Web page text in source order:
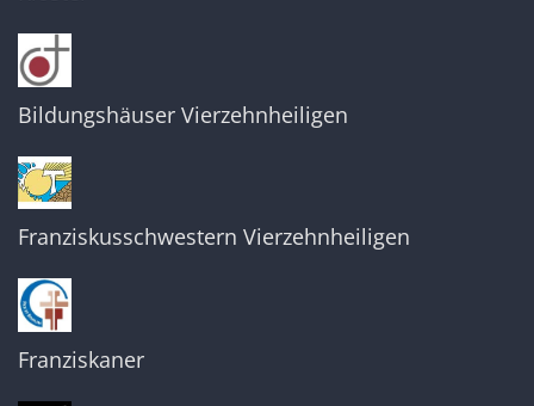
Bildungshäuser Vierzehnheiligen
Franziskusschwestern Vierzehnheiligen
Franziskaner